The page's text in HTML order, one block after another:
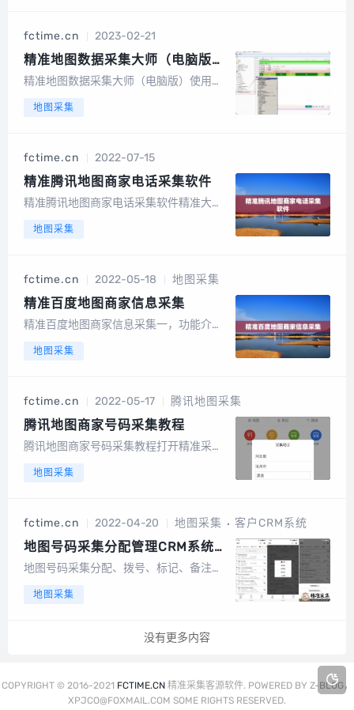
圈中的搜索按钮开始搜索，出现如下：
输...
fctime.cn 2023-02-21
精准地图数据采集大师（电脑版）
使用方法
精准地图数据采集大师（电脑版）使用方
相同功能的地图采集软件最大区别是，可
集一个）采集！！！同时采集效率不只高
那么一点！...
地图采集
fctime.cn 2022-07-15
精准腾讯地图商家电话采集软件
精准腾讯地图商家电话采集软件精准大数
信息、公司名称、手机联系人、手机号
信息的用户来说，这是一个非常好的选
择。数据导出...
地图采集
fctime.cn 2022-05-18 地图采集
精准百度地图商家信息采集
精准百度地图商家信息采集一，功能介绍
最新的POI数据。2、操作简单容易上手，
写行何规则。操作就这么简单。3、支持
全...
地图采集
fctime.cn 2022-05-17 腾讯地图采集
腾讯地图商家号码采集教程
腾讯地图商家号码采集教程打开精准采集
商家号码采集界面1、选择省，市，输入行
地图采集
fctime.cn 2022-04-20 地图采集 客户CRM系统
地图号码采集分配管理CRM系统功
能介绍
地图号码采集分配、拨号、标记、备注、
标：快捷展示是否有过颜色标记、导出、
2、右侧拨号：快捷拨号、同时记录并增
地图采集
没有更多内容
COPYRIGHT © 2016-2021 FCTIME.CN精准采集客源软件. POWERED BY Z-BLOG，
XPJCO@FOXMAIL.COM SOME RIGHTS RESERVED.